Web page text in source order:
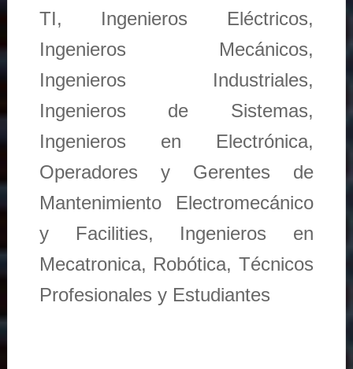
TI, Ingenieros Eléctricos,
Ingenieros Mecánicos,
Ingenieros Industriales,
Ingenieros de Sistemas,
Ingenieros en Electrónica,
Operadores y Gerentes de
Mantenimiento Electromecánico
y Facilities, Ingenieros en
Mecatronica, Robótica, Técnicos
Profesionales y Estudiantes